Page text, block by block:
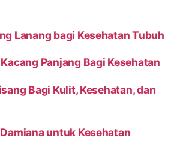
Lanang bagi Kesehatan Tubuh
Panjang Bagi Kesehatan
Bagi Kulit, Kesehatan, dan
untuk Kesehatan